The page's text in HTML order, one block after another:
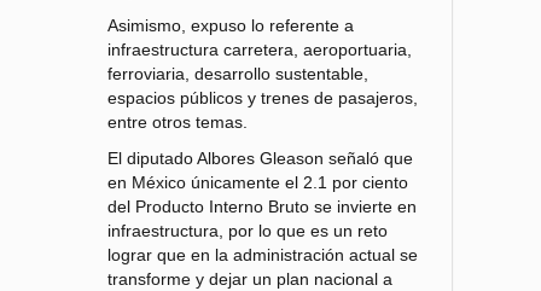
Asimismo, expuso lo referente a
infraestructura carretera, aeroportuaria,
ferroviaria, desarrollo sustentable,
espacios públicos y trenes de pasajeros,
entre otros temas.
El diputado Albores Gleason señaló que
en México únicamente el 2.1 por ciento
del Producto Interno Bruto se invierte en
infraestructura, por lo que es un reto
lograr que en la administración actual se
transforme y dejar un plan nacional a